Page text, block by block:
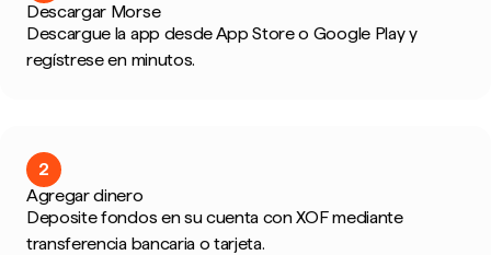
Descargar Morse
Descargue la app desde App Store o Google Play y
regístrese en minutos.
2
Agregar dinero
Deposite fondos en su cuenta con XOF mediante
transferencia bancaria o tarjeta.